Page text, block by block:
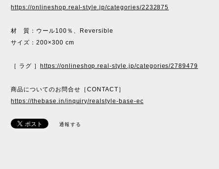
https://onlineshop.real-style.jp/categories/2232875
材 質：ウール100％、Reversible
サイズ：200×300 cm
［ ラグ ］ https://onlineshop.real-style.jp/categories/2789479
商品についてのお問合せ［CONTACT］
https://thebase.in/inquiry/realstyle-base-ec
通報する